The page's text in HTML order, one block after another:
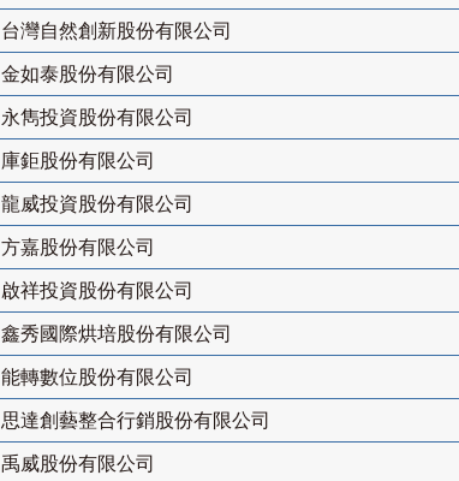
台灣自然創新股份有限公司
金如泰股份有限公司
永雋投資股份有限公司
庫鉅股份有限公司
龍威投資股份有限公司
方嘉股份有限公司
啟祥投資股份有限公司
鑫秀國際烘培股份有限公司
能轉數位股份有限公司
思達創藝整合行銷股份有限公司
禹威股份有限公司